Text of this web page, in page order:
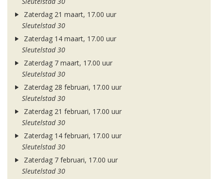
Zaterdag 21 maart, 17.00 uur
Sleutelstad 30
Zaterdag 14 maart, 17.00 uur
Sleutelstad 30
Zaterdag 7 maart, 17.00 uur
Sleutelstad 30
Zaterdag 28 februari, 17.00 uur
Sleutelstad 30
Zaterdag 21 februari, 17.00 uur
Sleutelstad 30
Zaterdag 14 februari, 17.00 uur
Sleutelstad 30
Zaterdag 7 februari, 17.00 uur
Sleutelstad 30